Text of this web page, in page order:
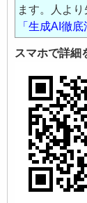
ます。人よ
「生成AI徹
スマホで詳細